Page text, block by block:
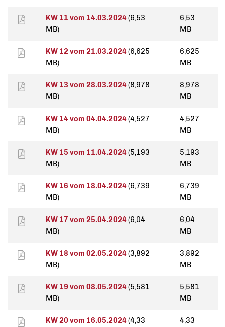
KW 11 vom 14.03.2024(6,53
MB)
6,53
MB
KW 12 vom 21.03.2024(6,625
MB)
6,625
MB
KW 13 vom 28.03.2024(8,978
MB)
8,978
MB
KW 14 vom 04.04.2024(4,527
MB)
4,527
MB
KW 15 vom 11.04.2024(5,193
MB)
5,193
MB
KW 16 vom 18.04.2024(6,739
MB)
6,739
MB
KW 17 vom 25.04.2024(6,04
MB)
6,04
MB
KW 18 vom 02.05.2024(3,892
MB)
3,892
MB
KW 19 vom 08.05.2024(5,581
MB)
5,581
MB
KW 20 vom 16.05.2024(4,33
4,33